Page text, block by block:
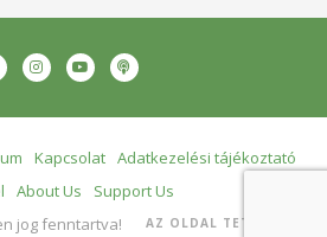
Kapcsolat Adatkezelési tájékoztató
About Us
Support Us
jog fenntartva!
AZ OLDAL TETEJÉRE